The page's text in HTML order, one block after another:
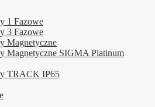
1 Fazowe
3 Fazowe
Magnetyczne
Magnetyczne SIGMA Platinum
TRACK IP65